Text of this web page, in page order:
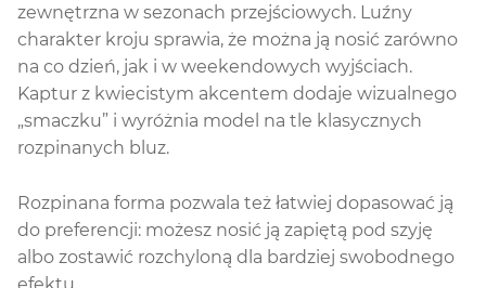
zewnętrzna w sezonach przejściowych. Luźny
charakter kroju sprawia, że można ją nosić zarówno
na co dzień, jak i w weekendowych wyjściach.
Kaptur z kwiecistym akcentem dodaje wizualnego
„smaczku” i wyróżnia model na tle klasycznych
rozpinanych bluz.
Rozpinana forma pozwala też łatwiej dopasować ją
do preferencji: możesz nosić ją zapiętą pod szyję
albo zostawić rozchyloną dla bardziej swobodnego